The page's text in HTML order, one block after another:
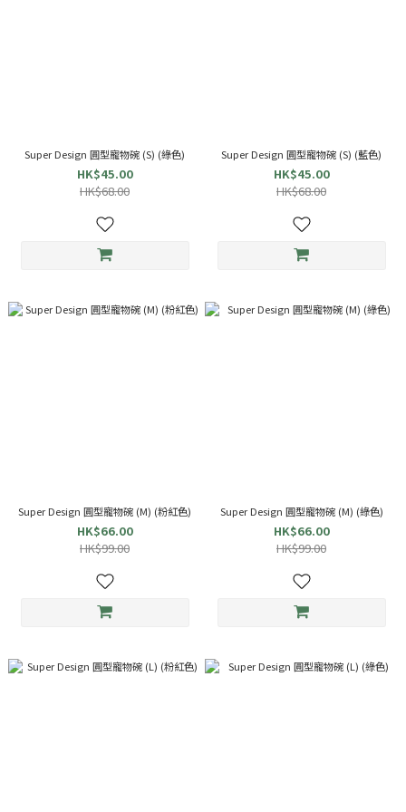
Super Design 圓型寵物碗 (S) (綠色)
HK$45.00
HK$68.00
Super Design 圓型寵物碗 (S) (藍色)
HK$45.00
HK$68.00
Super Design 圓型寵物碗 (M) (粉紅色)
HK$66.00
HK$99.00
Super Design 圓型寵物碗 (M) (綠色)
HK$66.00
HK$99.00